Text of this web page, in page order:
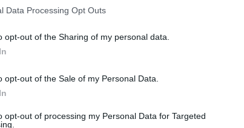
Data Processing Opt Outs
opt-out of the Sharing of my personal data.
opt-out of the Sale of my Personal Data.
opt-out of processing my Personal Data for Targeted
December 13.
A hegedű nemzetközi napja
December 14.
Sopron napja (A hűség napja)
December 15.
A ronda karácsonyi pulcsik napja